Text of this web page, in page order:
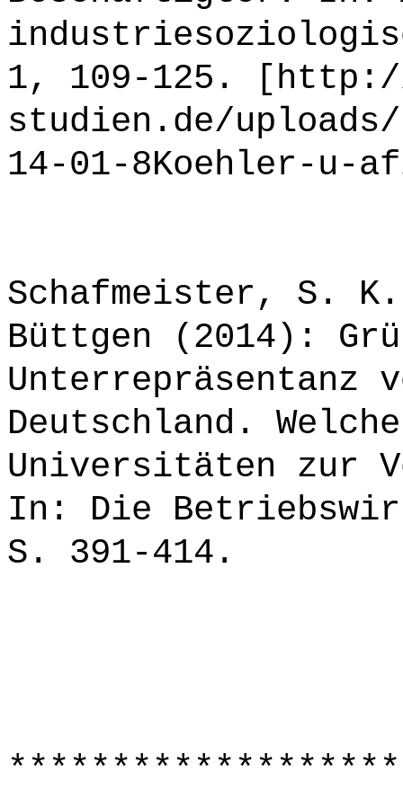
1, 109-125.
studien.de/
14-01-8Koehler-u-
Schafmeister, S.
Büttgen (2014):
Unterrepräsentanz
Deutschland.
Universitäten zur
In: Die
S. 391-414.